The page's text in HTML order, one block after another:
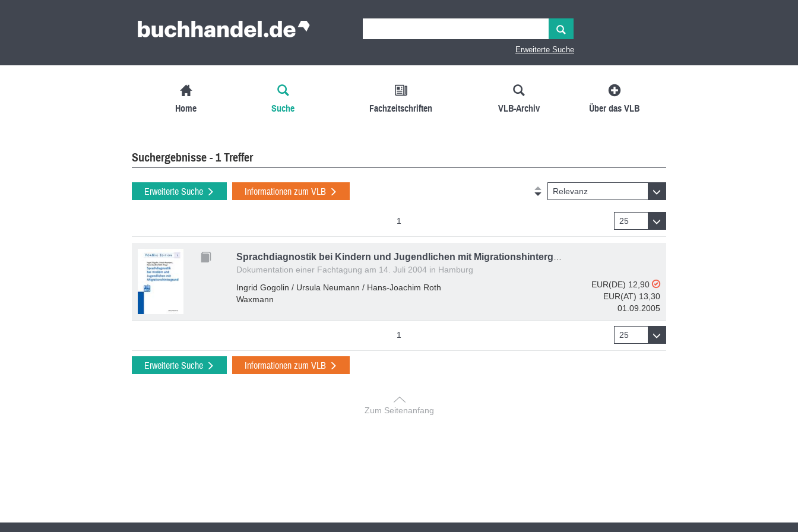
Erweiterte Suche
Home Suche Fachzeitschriften VLB-Archiv Über das VLB
Suchergebnisse - 1 Treffer
Erweiterte Suche Informationen zum VLB Relevanz
1 25
Dokumentation einer Fachtagung am 14. Juli 2004 in Hamburg
Ingrid Gogolin / Ursula Neumann / Hans-Joachim Roth
Waxmann
EUR(DE) 12,90
EUR(AT) 13,30
01.09.2005
1 25
Erweiterte Suche Informationen zum VLB
Zum Seitenanfang